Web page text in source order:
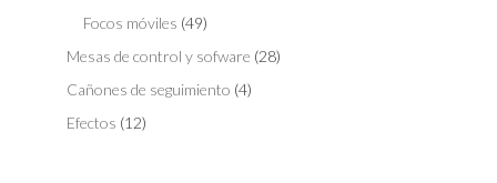
Focos móviles (49)
Mesas de control y sofware (28)
Cañones de seguimiento (4)
Efectos (12)